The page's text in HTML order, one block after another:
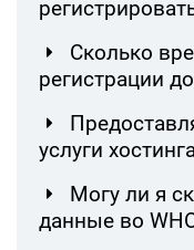
Сколько
регистрации
услуги
Могу ли я
данные во